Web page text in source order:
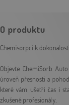
O produktu
Chemisorpcí k
Objevte ChemiSorb
úroveň přesnosti a
které vám ušetří čas i
zkušené profesionály.